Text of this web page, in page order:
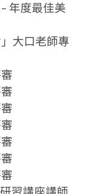
年度最佳美
大口老師專